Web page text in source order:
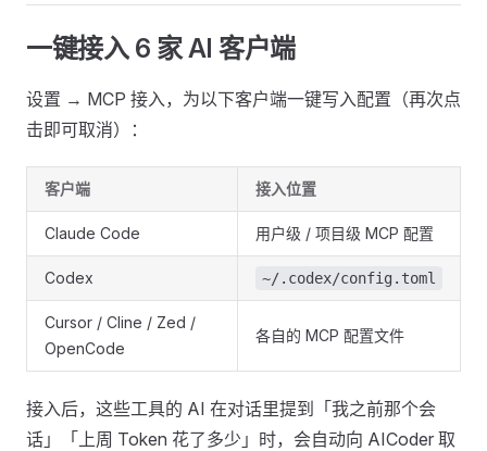
一键接入 6 家 AI 客户端
设置 → MCP 接入，为以下客户端一键写入配置（再次点
击即可取消）：
客户端 接入位置
Claude Code 用户级 / 项目级 MCP 配置
Codex ~/.codex/config.toml
Cursor / Cline / Zed /
OpenCode
各自的 MCP 配置文件
接入后，这些工具的 AI 在对话里提到「我之前那个会
话」「上周 Token 花了多少」时，会自动向 AICoder 取